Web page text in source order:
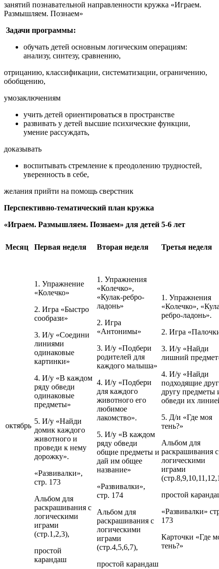
занятий познавательной направленности кружка «Играем.
Размышляем. Познаем»
Задачи программы:
обучать детей основным логическим операциям:
анализу, синтезу, сравнению,
отрицанию, классификации, систематизации, ограничению,
обобщению,
умозаключениям
учить детей ориентироваться в пространстве
развивать у детей высшие психические функции,
умение рассуждать,
доказывать
воспитывать стремление к преодолению трудностей,
уверенность в себе,
желания прийти на помощь сверстник
Перспективно-тематический план кружка
«Играем. Размышляем. Познаем» для детей 5-6 лет
Месяц Первая неделя Вторая неделя Третья неделя
октябрь
1. Упражнение
«Колечко»
2. Игра «Быстро
сообрази»
3. И/у «Соедини
линиями
одинаковые
картинки»
4. И/у «В каждом
ряду обведи
одинаковые
предметы»
5. И/у «Найди
домик каждого
животного и
проведи к нему
дорожку».
«Развивалки»,
стр. 173
Альбом для
раскрашивания с
логическими
играми
(стр.1,2,3),
простой
карандаш
1. Упражнения
«Колечко»,
«Кулак-ребро-
ладонь»
2. Игра
«Антонимы»
3. И/у «Подбери
родителей для
каждого малыша»
4. И/у «Подбери
для каждого
животного его
любимое
лакомство».
5. И/у «В каждом
ряду обведи
общие предметы и
дай им общее
название»
«Развивалки»,
стр. 174
Альбом для
раскрашивания с
логическими
играми
(стр.4,5,6,7),
простой карандаш
1. Упражнения
«Колечко»,
ребро-ладонь».
2. Игра
3. И/у «Найди
лишний
4. И/у «Найди
подходящие друг
другу предметы
обведи их
5. Д/и «Где моя
тень?»
Альбом для
раскрашивания с
логическими
играми
простой
«Развивалки»
173
Карточки «Где
тень?»